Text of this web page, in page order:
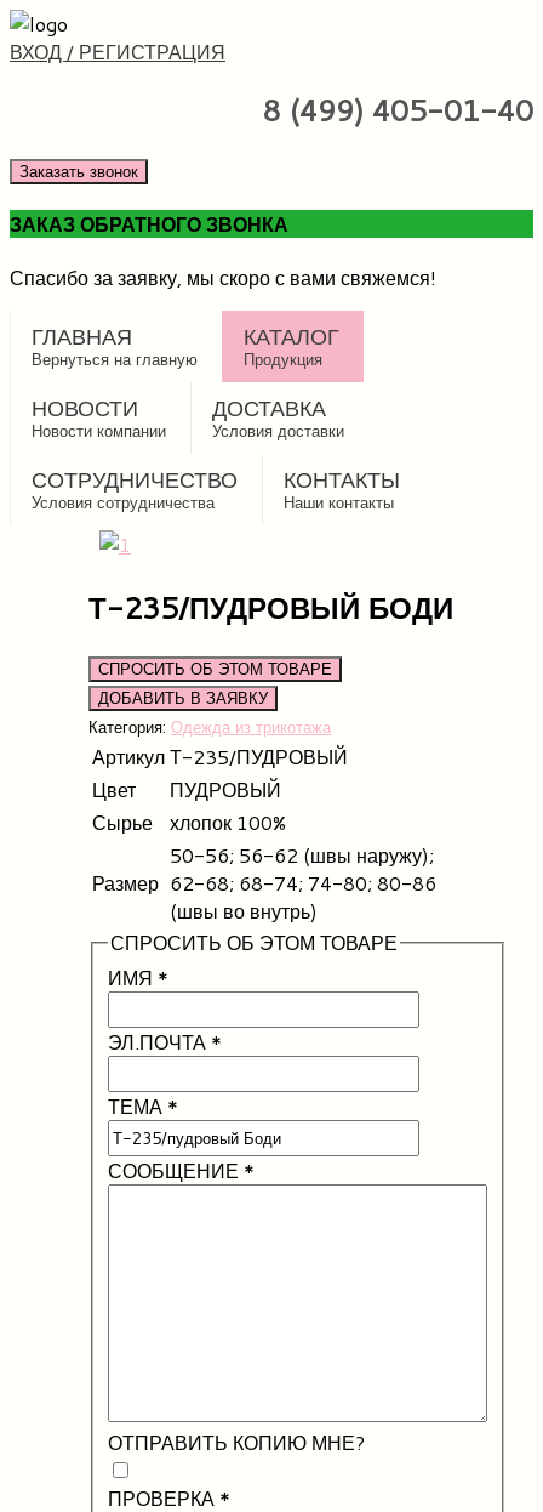
ВХОД / РЕГИСТРАЦИЯ
8 (499) 405-01-40
Заказать звонок
ЗАКАЗ ОБРАТНОГО ЗВОНКА
Спасибо за заявку, мы скоро с вами свяжемся!
ГЛАВНАЯ
Вернуться на главную
КАТАЛОГ
Продукция
НОВОСТИ
Новости компании
ДОСТАВКА
Условия доставки
СОТРУДНИЧЕСТВО
Условия сотрудничества
КОНТАКТЫ
Наши контакты
Т-235/ПУДРОВЫЙ БОДИ
СПРОСИТЬ ОБ ЭТОМ ТОВАРЕ
Категория: Одежда из трикотажа
АртикулТ-235/ПУДРОВЫЙ
Цвет
ПУДРОВЫЙ
Сырье
хлопок 100%
Размер
50-56; 56-62 (швы наружу);
62-68; 68-74; 74-80; 80-86
(швы во внутрь)
СПРОСИТЬ ОБ ЭТОМ ТОВАРЕ
ИМЯ *
ЭЛ.ПОЧТА*
ТЕМА*
СООБЩЕНИЕ *
ОТПРАВИТЬ КОПИЮ МНЕ?
ПРОВЕРКА*